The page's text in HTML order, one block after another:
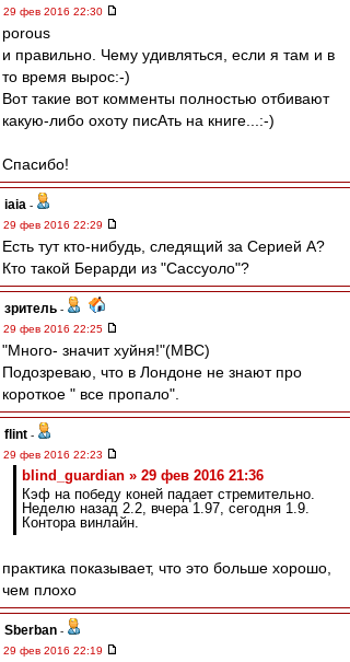
29 фев 2016 22:30
porous
и правильно. Чему удивляться, если я там и в
то время вырос:-)
Вот такие вот комменты полностью отбивают
какую-либо охотy писАть на книге...:-)
Спасибо!
iaia -
29 фев 2016 22:29
Есть тут кто-нибудь, следящий за Серией А?
Кто такой Берарди из "Сассуоло"?
зpитель -
29 фев 2016 22:25
"Много- значит хуйня!"(МВС)
Подозреваю, что в Лондоне не знают про
короткое " все пропало".
flint -
29 фев 2016 22:23
blind_guardian » 29 фев 2016 21:36
Кэф на победу коней падает стремительно.
Неделю назад 2.2, вчера 1.97, сегодня 1.9.
Контора винлайн.
практика показывает, что это больше хорошо,
чем плохо
Sberban -
29 фев 2016 22:19